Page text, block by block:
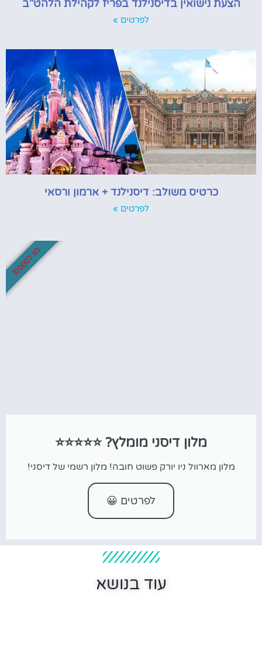
הצעת נישואין בדיסנילנד בפריז לקהילת הלהט"ב
לפרטים »
כרטיס משולב: דיסנילנד + ארמון ורסאי
לפרטים »
מלון דיסני מומלץ? ⭐⭐⭐⭐⭐
מלון מארוול ניו יורק פשוט חובה! מלון רשמי של דיסני!
לפרטים 😀
לא לפספס!
עוד בנושא